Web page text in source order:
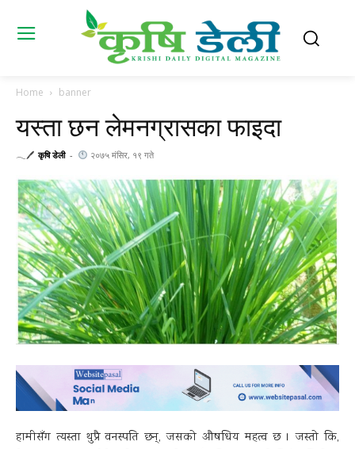
Home banner
यस्ता छन लेमनग्रासका फाइदा
𓂃🖊 कृषि डेली - २०७५ मंसिर, १९ गते
हामीसँग त्यस्ता थुप्रै वनस्पति छन्, जसको औषधिय महत्व छ । जस्तो कि,